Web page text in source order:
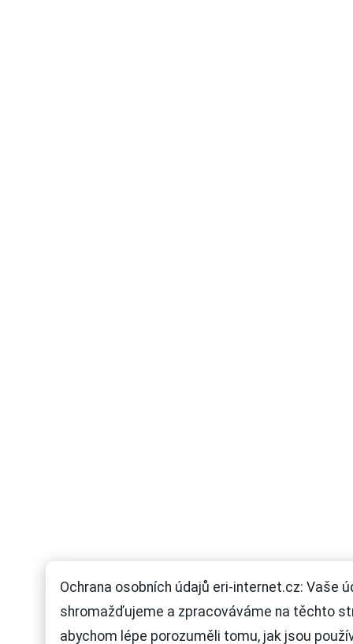
Ochrana osobních údajů eri-internet.cz: Vaše
shromažďujeme a zpracováváme na těchto
abychom lépe porozuměli tomu, jak jsou